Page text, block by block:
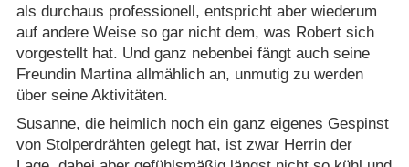
als durchaus professionell, entspricht aber wiederum
auf andere Weise so gar nicht dem, was Robert sich
vorgestellt hat. Und ganz nebenbei fängt auch seine
Freundin Martina allmählich an, unmutig zu werden
über seine Aktivitäten.
Susanne, die heimlich noch ein ganz eigenes Gespinst
von Stolperdrähten gelegt hat, ist zwar Herrin der